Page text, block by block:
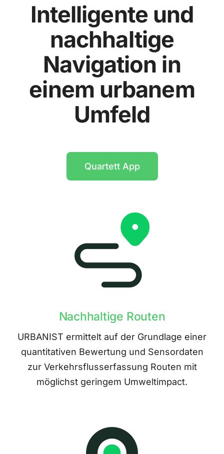
Intelligente und
nachhaltige
Navigation in
einem urbanem
Umfeld
Quartett App
Nachhaltige Routen
URBANIST ermittelt auf der Grundlage einer
quantitativen Bewertung und Sensordaten
zur Verkehrsflusserfassung Routen mit
möglichst geringem Umweltimpact.